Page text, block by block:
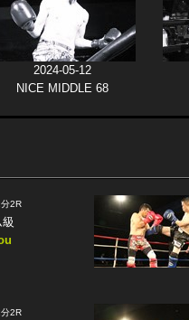
2024-05-12
NICE MIDDLE 68
2R
2R